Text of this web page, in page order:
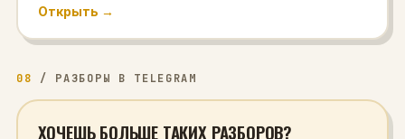
Открыть →
08 / РАЗБОРЫ В TELEGRAM
ХОЧЕШЬ БОЛЬШЕ ТАКИХ РАЗБОРОВ?